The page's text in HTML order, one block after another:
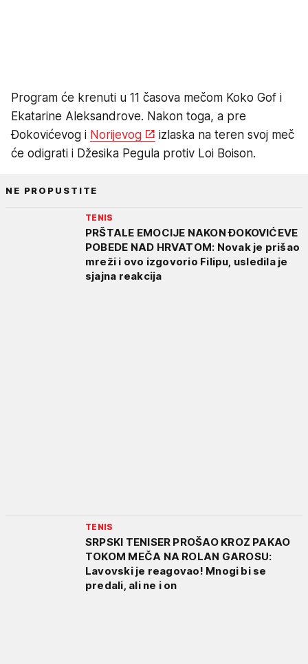
Program će krenuti u 11 časova mečom Koko Gof i
Ekatarine Aleksandrove. Nakon toga, a pre
Đokovićevog i Norijevog
izlaska na teren svoj meč
će odigrati i Džesika Pegula protiv Loi Boison.
NE PROPUSTITE
TENIS
PRŠTALE EMOCIJE NAKON ĐOKOVIĆEVE
POBEDE NAD HRVATOM: Novak je prišao
mreži i ovo izgovorio Filipu, usledila je
sjajna reakcija
TENIS
SRPSKI TENISER PROŠAO KROZ PAKAO
TOKOM MEČA NA ROLAN GAROSU:
Lavovski je reagovao! Mnogi bi se
predali, ali ne i on